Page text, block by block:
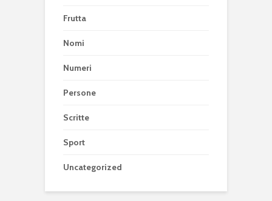
Frutta
Nomi
Numeri
Persone
Scritte
Sport
Uncategorized